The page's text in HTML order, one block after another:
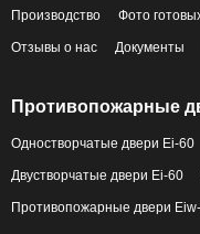
Производство Фото
Отзывы о нас Документы
Противопожарные
Одностворчатые двери Ei-60
Двустворчатые двери Ei-60
Противопожарные двери